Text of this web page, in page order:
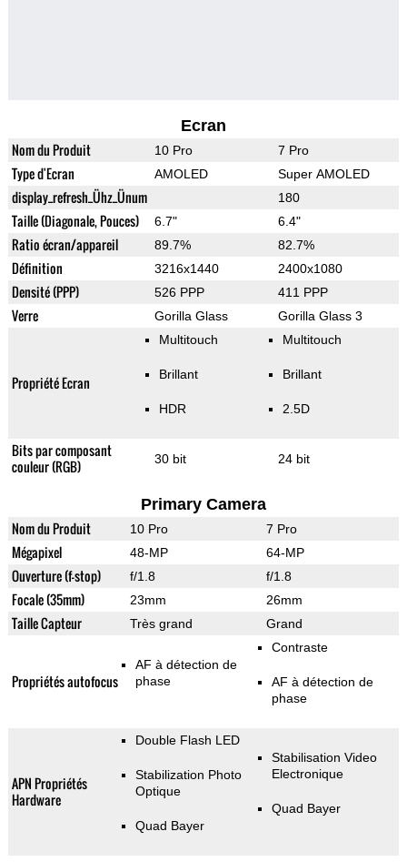
Ecran
Nom du Produit 10 Pro 7 Pro
Type d'Ecran AMOLED Super AMOLED
display_refresh_Ühz_Ünum 180
Taille (Diagonale, Pouces) 6.7" 6.4"
Ratio écran/appareil 89.7% 82.7%
Définition 3216x1440 2400x1080
Densité (PPP) 526 PPP 411 PPP
Verre Gorilla Glass Gorilla Glass 3
Propriété Ecran
Multitouch
Brillant
HDR
Multitouch
Brillant
2.5D
Bits par composant
couleur (RGB)
30 bit 24 bit
Primary Camera
Nom du Produit 10 Pro 7 Pro
Mégapixel 48-MP 64-MP
Ouverture (f-stop) f/1.8 f/1.8
Focale (35mm) 23mm 26mm
Taille Capteur Très grand Grand
Propriétés autofocus
AF à détection de
phase
Contraste
AF à détection de
phase
APN Propriétés
Hardware
Double Flash LED
Stabilization Photo
Optique
Quad Bayer
Stabilisation Video
Electronique
Quad Bayer